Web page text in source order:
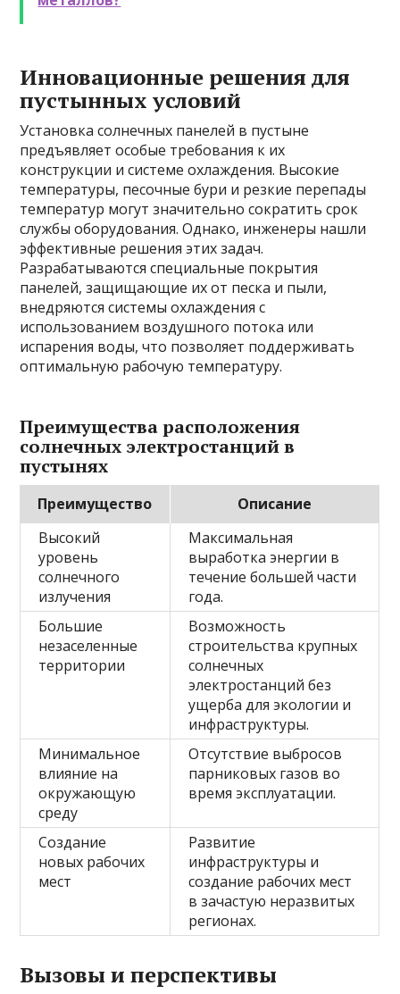
Инновационные решения для
пустынных условий
Установка солнечных панелей в пустыне
предъявляет особые требования к их
конструкции и системе охлаждения. Высокие
температуры, песочные бури и резкие перепады
температур могут значительно сократить срок
службы оборудования. Однако, инженеры нашли
эффективные решения этих задач.
Разрабатываются специальные покрытия
панелей, защищающие их от песка и пыли,
внедряются системы охлаждения с
использованием воздушного потока или
испарения воды, что позволяет поддерживать
оптимальную рабочую температуру.
Преимущества расположения
солнечных электростанций в
пустынях
Преимущество
Описание
Высокий
уровень
солнечного
излучения
Максимальная
выработка энергии в
течение большей части
года.
Большие
незаселенные
территории
Возможность
строительства крупных
солнечных
электростанций без
ущерба для экологии и
инфраструктуры.
Минимальное
влияние на
окружающую
среду
Отсутствие выбросов
парниковых газов во
время эксплуатации.
Создание
новых рабочих
мест
Развитие
инфраструктуры и
создание рабочих мест
в зачастую неразвитых
регионах.
Вызовы и перспективы